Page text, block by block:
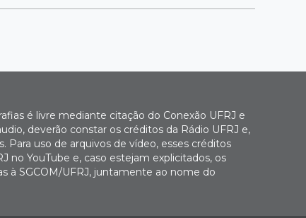
é livre mediante citação do Conexão UFRJ e
deverão constar os créditos da Rádio UFRJ e,
Para uso de arquivos de vídeo, esses créditos
no YouTube e, caso estejam explicitados, os
à SGCOM/UFRJ, juntamente ao nome do